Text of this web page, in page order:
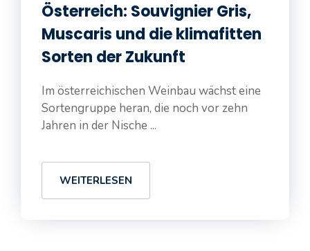
Österreich: Souvignier Gris,
Muscaris und die klimafitten
Sorten der Zukunft
Im österreichischen Weinbau wächst eine
Sortengruppe heran, die noch vor zehn
Jahren in der Nische ...
WEITERLESEN